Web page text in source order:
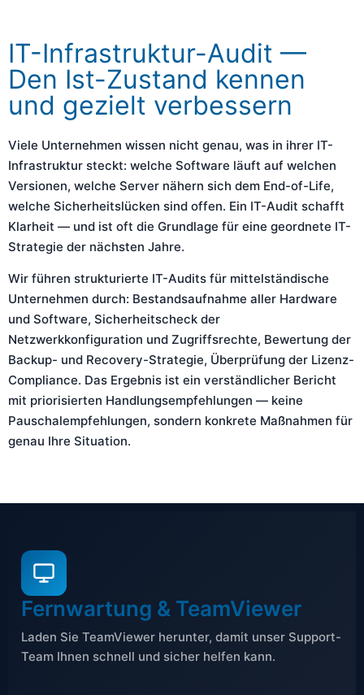
IT-Infrastruktur-Audit —
Den Ist-Zustand kennen
und gezielt verbessern
Viele Unternehmen wissen nicht genau, was in ihrer IT-
Infrastruktur steckt: welche Software läuft auf welchen
Versionen, welche Server nähern sich dem End-of-Life,
welche Sicherheitslücken sind offen. Ein IT-Audit schafft
Klarheit — und ist oft die Grundlage für eine geordnete IT-
Strategie der nächsten Jahre.
Wir führen strukturierte IT-Audits für mittelständische
Unternehmen durch: Bestandsaufnahme aller Hardware
und Software, Sicherheitscheck der
Netzwerkkonfiguration und Zugriffsrechte, Bewertung der
Backup- und Recovery-Strategie, Überprüfung der Lizenz-
Compliance. Das Ergebnis ist ein verständlicher Bericht
mit priorisierten Handlungsempfehlungen — keine
Pauschalempfehlungen, sondern konkrete Maßnahmen für
genau Ihre Situation.
Fernwartung & TeamViewer
Laden Sie TeamViewer herunter, damit unser Support-
Team Ihnen schnell und sicher helfen kann.